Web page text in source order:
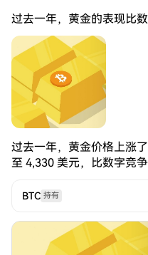
过去一年，黄金的表现比
过去一年，黄金价格上涨
至 4,330 美元，比数字竞
65,000 美元，跌幅高达 44%。 事实上，过去三年，
心等待，其收益率也只会
BTC 持有